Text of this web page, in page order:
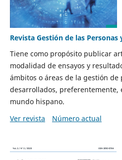
Revista Gestión de las Personas
Tiene como propósito publicar
modalidad de ensayos y
ámbitos o áreas de la gestión de
desarrollados, preferentemente,
mundo hispano.
Ver revista
Número actual